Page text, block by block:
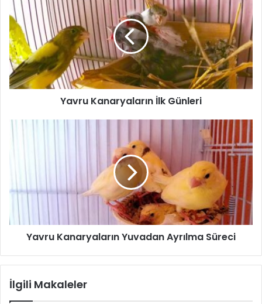
Yavru Kanaryaların İlk Günleri
Yavru Kanaryaların Yuvadan Ayrılma Süreci
İlgili Makaleler